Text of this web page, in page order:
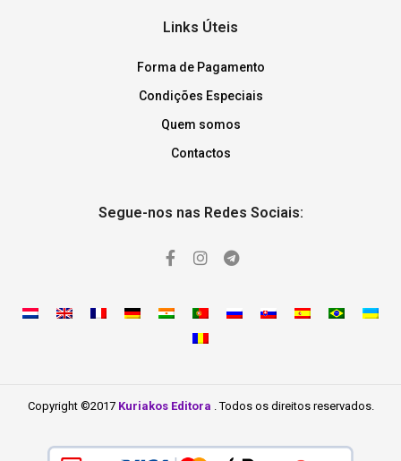
Links Úteis
Forma de Pagamento
Condições Especiais
Quem somos
Contactos
Segue-nos nas Redes Sociais:
Copyright ©2017 Kuriakos Editora . Todos os direitos reservados.